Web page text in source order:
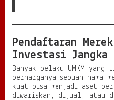
Pendaftaran
Investasi Jangka
Banyak pelaku UMKM yang
berharganya sebuah nama
kuat bisa menjadi aset
diwariskan, dijual, atau